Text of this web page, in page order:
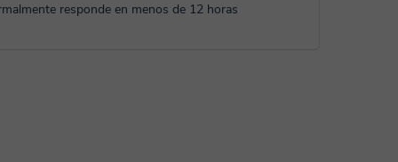
responde en menos de 12 horas